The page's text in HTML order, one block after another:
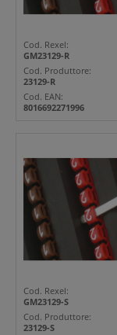
Cod. Rexel:
GM23129-R
Cod. Produttore:
23129-R
Cod. EAN:
8016692271996
Cod. Rexel:
GM23129-S
Cod. Produttore:
23129-S